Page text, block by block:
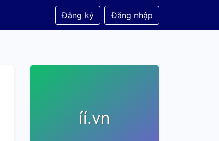
Đăng ký Đăng nhập
íí.vn